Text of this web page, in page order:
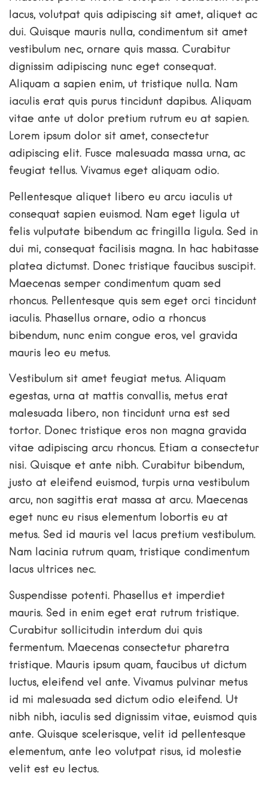
lacus, volutpat quis adipiscing sit amet, aliquet ac
dui. Quisque mauris nulla, condimentum sit amet
vestibulum nec, ornare quis massa. Curabitur
dignissim adipiscing nunc eget consequat.
Aliquam a sapien enim, ut tristique nulla. Nam
iaculis erat quis purus tincidunt dapibus. Aliquam
vitae ante ut dolor pretium rutrum eu at sapien.
Lorem ipsum dolor sit amet, consectetur
adipiscing elit. Fusce malesuada massa urna, ac
feugiat tellus. Vivamus eget aliquam odio.
Pellentesque aliquet libero eu arcu iaculis ut
consequat sapien euismod. Nam eget ligula ut
felis vulputate bibendum ac fringilla ligula. Sed in
dui mi, consequat facilisis magna. In hac habitasse
platea dictumst. Donec tristique faucibus suscipit.
Maecenas semper condimentum quam sed
rhoncus. Pellentesque quis sem eget orci tincidunt
iaculis. Phasellus ornare, odio a rhoncus
bibendum, nunc enim congue eros, vel gravida
mauris leo eu metus.
Vestibulum sit amet feugiat metus. Aliquam
egestas, urna at mattis convallis, metus erat
malesuada libero, non tincidunt urna est sed
tortor. Donec tristique eros non magna gravida
vitae adipiscing arcu rhoncus. Etiam a consectetur
nisi. Quisque et ante nibh. Curabitur bibendum,
justo at eleifend euismod, turpis urna vestibulum
arcu, non sagittis erat massa at arcu. Maecenas
eget nunc eu risus elementum lobortis eu at
metus. Sed id mauris vel lacus pretium vestibulum.
Nam lacinia rutrum quam, tristique condimentum
lacus ultrices nec.
Suspendisse potenti. Phasellus et imperdiet
mauris. Sed in enim eget erat rutrum tristique.
Curabitur sollicitudin interdum dui quis
fermentum. Maecenas consectetur pharetra
tristique. Mauris ipsum quam, faucibus ut dictum
luctus, eleifend vel ante. Vivamus pulvinar metus
id mi malesuada sed dictum odio eleifend. Ut
nibh nibh, iaculis sed dignissim vitae, euismod quis
ante. Quisque scelerisque, velit id pellentesque
elementum, ante leo volutpat risus, id molestie
velit est eu lectus.